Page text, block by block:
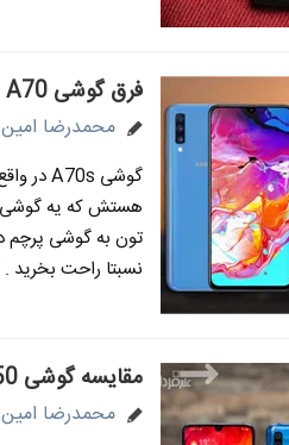
فرق گوشی A70 با A70s ، مقایسه A70 و A70s
محمدرضا امین
هستش که یه گوشی
نسبتا راحت
مقایسه گوشی A50 و A30 ، فرق گلکسی A50 و A30
محمدرضا امین